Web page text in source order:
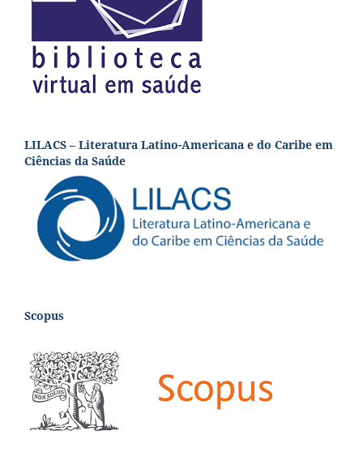
LILACS – Literatura Latino-Americana e do Caribe em
Ciências da Saúde
Scopus